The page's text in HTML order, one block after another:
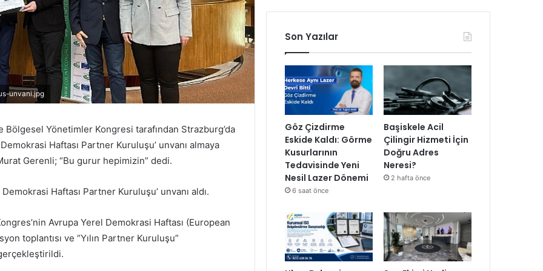
unvani.jpg
Yönetimler Kongresi tarafından Strazburg’da
Haftası Partner Kuruluşu’ unvanı almaya
Gerenli; “Bu gurur hepimizin” dedi.
Haftası Partner Kuruluşu’ unvanı aldı.
Avrupa Yerel Demokrasi Haftası (European
toplantısı ve “Yılın Partner Kuruluşu”
Son Yazılar
Göz Çizdirme
Eskide Kaldı: Görme
Kusurlarının
Tedavisinde Yeni
Nesil Lazer Dönemi
6 saat önce
Başiskele Acil
Çilingir Hizmeti İçin
Doğru Adres
Neresi?
2 hafta önce